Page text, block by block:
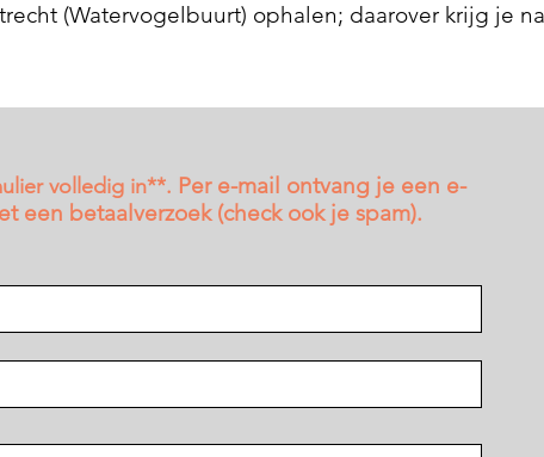
(Watervogelbuurt) ophalen; daarover krijg je
volledig in**. Per e-mail ontvang je een e-
een betaalverzoek (check ook je spam).